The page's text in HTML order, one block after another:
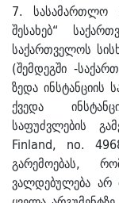
7. სასამართლო
შესახებ“
საქართველოს
(შემდეგში -
ზედა ინსტანციის
ქვედა
საფუძვლების
Finland, no.
გარემოებას,
ვალდებულება არ